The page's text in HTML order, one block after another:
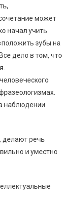
может
начал учить
зубы на
дело в том, что
наблюдении
делают речь
и уместно